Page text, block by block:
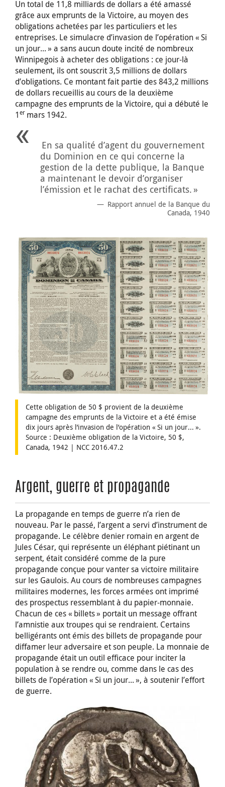
Un total de 11,8 milliards de dollars a été amassé
grâce aux emprunts de la Victoire, au moyen des
obligations achetées par les particuliers et les
entreprises. Le simulacre d’invasion de l’opération « Si
un jour... » a sans aucun doute incité de nombreux
Winnipegois à acheter des obligations : ce jour-là
seulement, ils ont souscrit 3,5 millions de dollars
d’obligations. Ce montant fait partie des 843,2 millions
de dollars recueillis au cours de la deuxième
campagne des emprunts de la Victoire, qui a débuté le
1er mars 1942.
En sa qualité d’agent du gouvernement
du Dominion en ce qui concerne la
gestion de la dette publique, la Banque
a maintenant le devoir d’organiser
l’émission et le rachat des certificats. »
Rapport annuel de la Banque du
Canada, 1940
Cette obligation de 50 $ provient de la deuxième
campagne des emprunts de la Victoire et a été émise
dix jours après l’invasion de l’opération « Si un jour... ».
Source : Deuxième obligation de la Victoire, 50 $,
Canada, 1942 | NCC 2016.47.2
Argent, guerre et propagande
La propagande en temps de guerre n’a rien de
nouveau. Par le passé, l’argent a servi d’instrument de
propagande. Le célèbre denier romain en argent de
Jules César, qui représente un éléphant piétinant un
serpent, était considéré comme de la pure
propagande conçue pour vanter sa victoire militaire
sur les Gaulois. Au cours de nombreuses campagnes
militaires modernes, les forces armées ont imprimé
des prospectus ressemblant à du papier-monnaie.
Chacun de ces « billets » portait un message offrant
l’amnistie aux troupes qui se rendraient. Certains
belligérants ont émis des billets de propagande pour
diffamer leur adversaire et son peuple. La monnaie de
propagande était un outil efficace pour inciter la
population à se rendre ou, comme dans le cas des
billets de l’opération « Si un jour... », à soutenir l’effort
de guerre.